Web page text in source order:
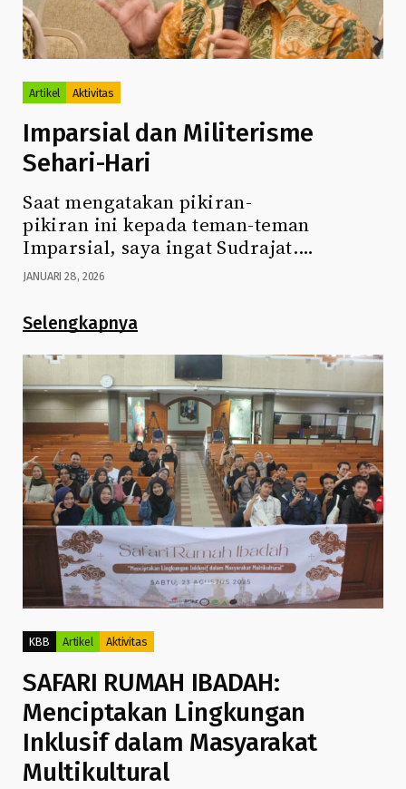
Artikel Aktivitas
Imparsial dan Militerisme
Sehari-Hari
Saat mengatakan pikiran-
pikiran ini kepada teman-teman
Imparsial, saya ingat Sudrajat.…
JANUARI 28, 2026
Selengkapnya
KBB Artikel Aktivitas
SAFARI RUMAH IBADAH:
Menciptakan Lingkungan
Inklusif dalam Masyarakat
Multikultural